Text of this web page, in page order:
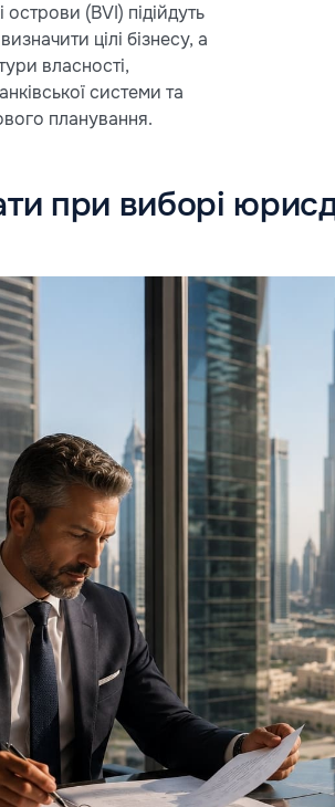
острови (BVI) підійдуть
цілі бізнесу, а
власності,
системи та
планування.
при виборі